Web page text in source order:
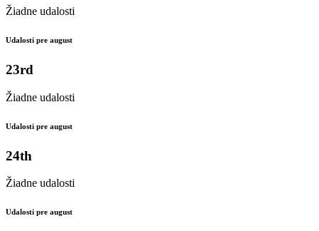
Žiadne udalosti
Udalosti pre august
23rd
Žiadne udalosti
Udalosti pre august
24th
Žiadne udalosti
Udalosti pre august